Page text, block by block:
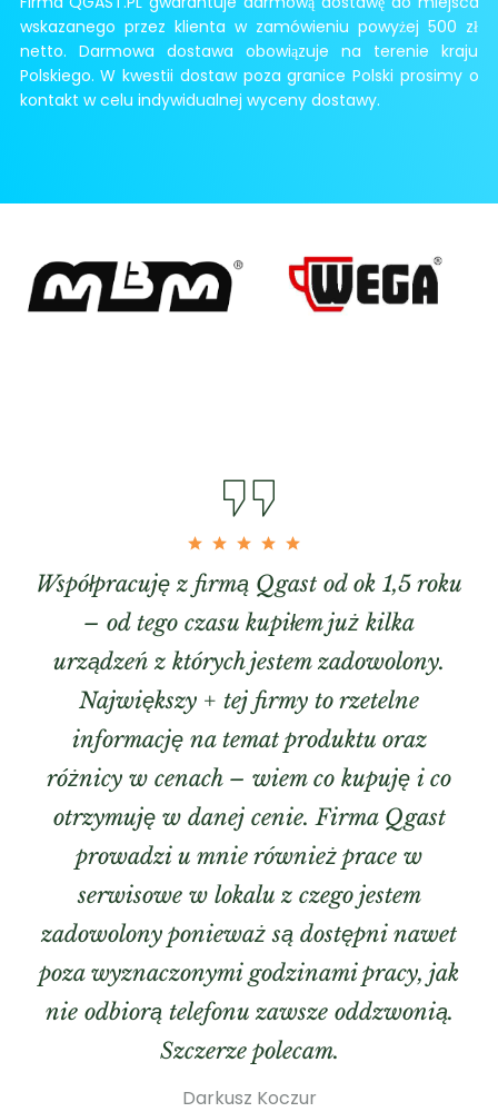
wskazanego przez klienta w zamówieniu powyżej 500 zł
netto. Darmowa dostawa obowiązuje na terenie kraju
Polskiego. W kwestii dostaw poza granice Polski prosimy o
kontakt w celu indywidualnej wyceny dostawy.
Współpracuję z firmą Qgast od ok 1,5 roku
– od tego czasu kupiłem już kilka
urządzeń z których jestem zadowolony.
Największy + tej firmy to rzetelne
informację na temat produktu oraz
różnicy w cenach – wiem co kupuję i co
otrzymuję w danej cenie. Firma Qgast
prowadzi u mnie również prace w
serwisowe w lokalu z czego jestem
zadowolony ponieważ są dostępni nawet
poza wyznaczonymi godzinami pracy, jak
nie odbiorą telefonu zawsze oddzwonią.
Szczerze polecam.
Darkusz Koczur